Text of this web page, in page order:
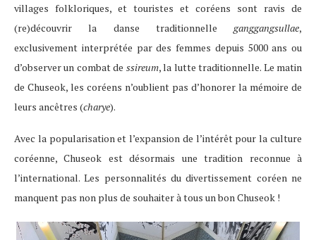
villages folkloriques, et touristes et coréens sont ravis de
(re)découvrir la danse traditionnelle ganggangsullae,
exclusivement interprétée par des femmes depuis 5000 ans ou
d’observer un combat de ssireum, la lutte traditionnelle. Le matin
de Chuseok, les coréens n’oublient pas d’honorer la mémoire de
leurs ancêtres (charye).
Avec la popularisation et l’expansion de l’intérêt pour la culture
coréenne, Chuseok est désormais une tradition reconnue à
l’international. Les personnalités du divertissement coréen ne
manquent pas non plus de souhaiter à tous un bon Chuseok !